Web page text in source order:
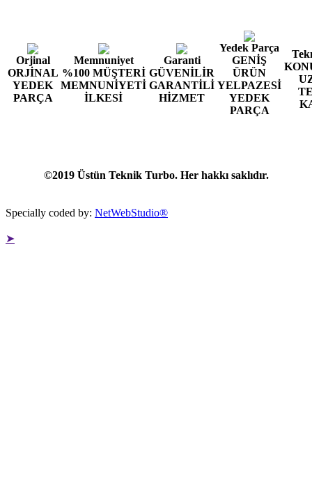
Orjinal
ORJİNAL
YEDEK
PARÇA
Memnuniyet
%100 MÜŞTERİ
MEMNUNİYETİ
İLKESİ
Garanti
GÜVENİLİR
GARANTİLİ
HİZMET
Yedek Parça
GENİŞ
ÜRÜN
YELPAZESİ
YEDEK
PARÇA
©2019 Üstün Teknik Turbo. Her hakkı saklıdır.
Specially coded by: NetWebStudio®
➤